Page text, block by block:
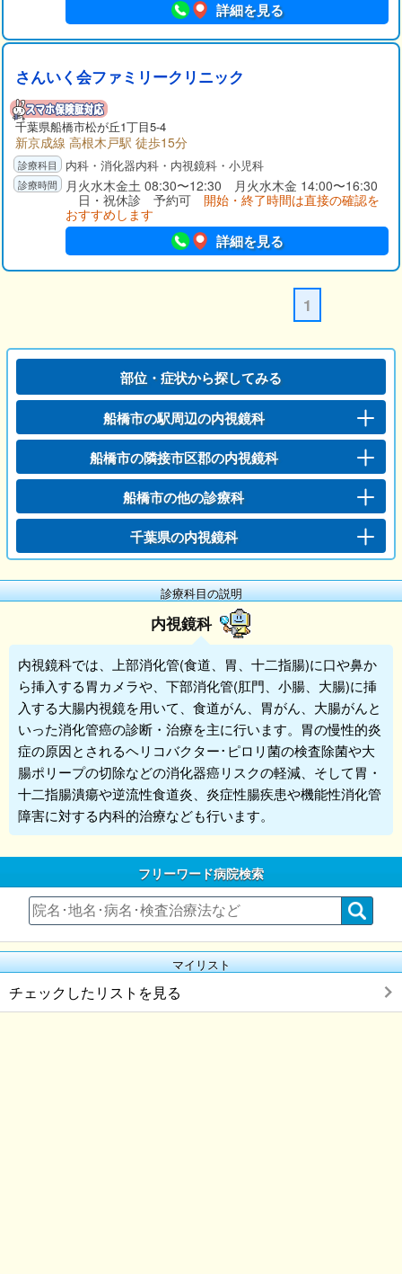
詳細を見る
さんいく会ファミリークリニック
千葉県船橋市松が丘1丁目5-4
新京成線 高根木戸駅 徒歩15分
内科・消化器内科・内視鏡科・小児科
月火水木金土 08:30〜12:30 月火水木金 14:00〜16:30
日・祝休診 予約可 開始・終了時間は直接の確認を
おすすめします
詳細を見る
1
部位・症状から探してみる
船橋市の駅周辺の内視鏡科
船橋市の隣接市区郡の内視鏡科
船橋市の他の診療科
千葉県の内視鏡科
診療科目の説明
内視鏡科
内視鏡科では、上部消化管(食道、胃、十二指腸)に口や鼻か
ら挿入する胃カメラや、下部消化管(肛門、小腸、大腸)に挿
入する大腸内視鏡を用いて、食道がん、胃がん、大腸がんと
いった消化管癌の診断・治療を主に行います。胃の慢性的炎
症の原因とされるヘリコバクター･ピロリ菌の検査除菌や大
腸ポリープの切除などの消化器癌リスクの軽減、そして胃・
十二指腸潰瘍や逆流性食道炎、炎症性腸疾患や機能性消化管
障害に対する内科的治療なども行います。
フリーワード病院検索
マイリスト
チェックしたリストを見る